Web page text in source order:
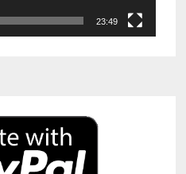
23:49